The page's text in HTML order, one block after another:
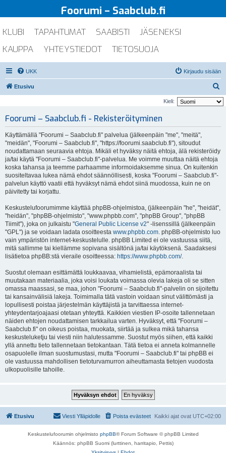
Foorumi – Saabclub.fi
KLUBI TAPAHTUMAT SAABISTI
JÄSENEKSI
KAUPPA
YHTEYSTIEDOT TIETOSUOJA
UKK Kirjaudu sisään
Etusivu
t
Kieli:
Foorumi – Saabclub.fi - Rekisteröityminen
Käyttämällä "Foorumi – Saabclub.fi" palvelua (jälkeenpäin "me", "meitä",
"meidän", "Foorumi – Saabclub.fi", "https://foorumi.saabclub.fi"), sitoudut
noudattamaan seuraavia ehtoja. Mikäli et hyväksy näitä ehtoja, älä rekisteröidy
ja/tai käytä "Foorumi – Saabclub.fi"-palvelua. Me voimme muuttaa näitä ehtoja
koska tahansa ja teemme parhaamme informoidaksemme sinua. On kuitenkin
suositeltavaa lukea nämä ehdot säännöllisesti, koska "Foorumi – Saabclub.fi"-
palvelun käyttö vaatii että hyväksyt nämä ehdot siinä muodossa, kuin ne on
päivitetty tai korjattu.
Keskustelufoorumimme käyttää phpBB-ohjelmistoa, (jälkeenpäin "he", "heidät",
"heidän", "phpBB-ohjelmisto", "www.phpbb.com", "phpBB Group", "phpBB
Tiimit"), joka on julkaistu "General Public License v2" -lisenssillä (jälkeenpäin
"GPL") ja se voidaan ladata osoitteesta www.phpbb.com. phpBB-ohjelmisto luo
vain ympäristön internet-keskustelulle. phpBB Limited ei ole vastuussa siitä,
mitä sallimme tai kiellämme sopivana sisältönä ja/tai käytöksenä. Saadaksesi
lisätietoa phpBB:stä vieraile osoitteessa: https://www.phpbb.com/.
Suostut olemaan esittämättä loukkaavaa, vihamielistä, epämoraalista tai
muutakaan materiaalia, joka voisi loukata voimassa olevia lakeja oli se sitten
omassa maassasi, se maa, johon "Foorumi – Saabclub.fi"-palvelin on sijoitettu
tai kansainvälisiä lakeja. Toimimalla tätä vastoin voidaan sinut välittömästi ja
lopullisesti poistaa järjestelmän käyttäjistä ja tarvittaessa internet-
yhteydentarjoajaasi otetaan yhteyttä. Kaikkien viestien IP-osoite tallennetaan
näiden ehtojen noudattamisen tarkkailua varten. Hyväksyt, että "Foorumi –
Saabclub.fi" on oikeus poistaa, muokata, siirtää ja sulkea mikä tahansa
keskusteluketju tai viesti niin halutessamme. Suostut myös siihen, että kaikki
yllä annettu tieto tallennetaan tietokantaan. Tätä tietoa ei anneta kolmannelle
osapuolelle ilman suostumustasi, mutta "Foorumi – Saabclub.fi" tai phpBB ei
ole vastuussa mahdollisen tietoturvamurron aiheuttamasta tietojen vuodosta
ulkopuolisille tahoille.
Etusivu Kaikki ajat ovat UTC+02:00
Poista evästeet
Viesti Ylläpidolle
Keskustelufoorumin ohjelmisto phpBB® Forum Software © phpBB Limited
Käännös: phpBB Suomi (lurttinen, harritapio, Pettis)